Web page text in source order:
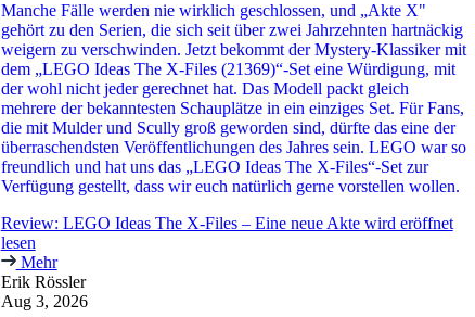
Manche Fälle werden nie wirklich geschlossen, und „Akte X"
gehört zu den Serien, die sich seit über zwei Jahrzehnten hartnäckig
weigern zu verschwinden. Jetzt bekommt der Mystery-Klassiker mit
dem „LEGO Ideas The X-Files (21369)“-Set eine Würdigung, mit
der wohl nicht jeder gerechnet hat. Das Modell packt gleich
mehrere der bekanntesten Schauplätze in ein einziges Set. Für Fans,
die mit Mulder und Scully groß geworden sind, dürfte das eine der
überraschendsten Veröffentlichungen des Jahres sein. LEGO war so
freundlich und hat uns das „LEGO Ideas The X-Files“-Set zur
Verfügung gestellt, dass wir euch natürlich gerne vorstellen wollen.
Review: LEGO Ideas The X-Files – Eine neue Akte wird eröffnet
lesen
Mehr
Erik Rössler
Aug 3, 2026